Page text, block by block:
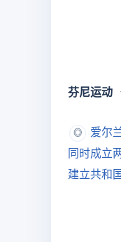
芬尼运动
◎ 爱尔
同时成立
建立共和国